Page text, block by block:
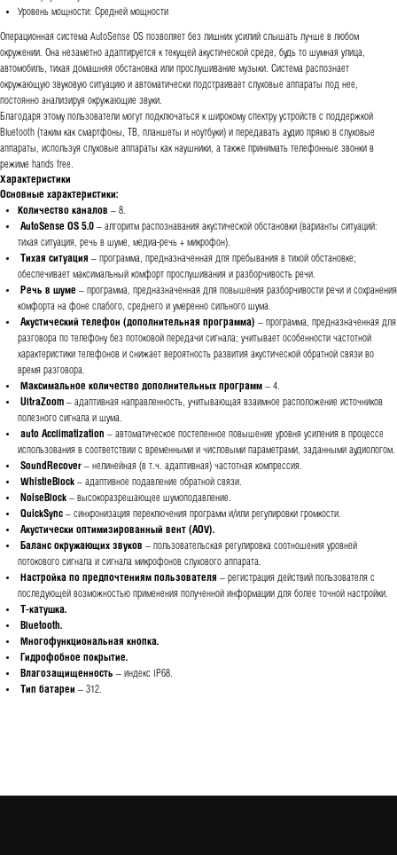
Уровень мощности: Средней мощности
Операционная система AutoSense OS позволяет без лишних усилий слышать лучше в любом
окружении. Она незаметно адаптируется к текущей акустической среде, будь то шумная улица,
автомобиль, тихая домашняя обстановка или прослушивание музыки. Система распознает
окружающую звуковую ситуацию и автоматически подстраивает слуховые аппараты под нее,
постоянно анализируя окружающие звуки.
Благодаря этому пользователи могут подключаться к широкому спектру устройств с поддержкой
Bluetooth (таким как смартфоны, ТВ, планшеты и ноутбуки) и передавать аудио прямо в слуховые
аппараты, используя слуховые аппараты как наушники, а также принимать телефонные звонки в
режиме hands free.
Характеристики
Основные характеристики:
Количество каналов – 8.
AutoSense OS 5.0 – алгоритм распознавания акустической обстановки (варианты ситуаций:
тихая ситуация, речь в шуме, медиа-речь + микрофон).
Тихая ситуация – программа, предназначенная для пребывания в тихой обстановке;
обеспечивает максимальный комфорт прослушивания и разборчивость речи.
Речь в шуме – программа, предназначенная для повышения разборчивости речи и сохранения
комфорта на фоне слабого, среднего и умеренно сильного шума.
Акустический телефон (дополнительная программа) – программа, предназначенная для
разговора по телефону без потоковой передачи сигнала; учитывает особенности частотной
характеристики телефонов и снижает вероятность развития акустической обратной связи во
время разговора.
Максимальное количество дополнительных программ – 4.
UltraZoom – адаптивная направленность, учитывающая взаимное расположение источников
полезного сигнала и шума.
auto Acclimatization – автоматическое постепенное повышение уровня усиления в процессе
использования в соответствии с временными и числовыми параметрами, заданными аудиологом.
SoundRecover – нелинейная (в т.ч. адаптивная) частотная компрессия.
WhistleBlock – адаптивное подавление обратной связи.
NoiseBlock – высокоразрешающее шумоподавление.
QuickSync – синхронизация переключения программ и/или регулировки громкости.
Акустически оптимизированный вент (AOV).
Баланс окружающих звуков – пользовательская регулировка соотношения уровней
потокового сигнала и сигнала микрофонов слухового аппарата.
Настройка по предпочтениям пользователя – регистрация действий пользователя с
последующей возможностью применения полученной информации для более точной настройки.
Т-катушка.
Bluetooth.
Многофункциональная кнопка.
Гидрофобное покрытие.
Влагозащищенность – индекс IP68.
Тип батареи – 312.